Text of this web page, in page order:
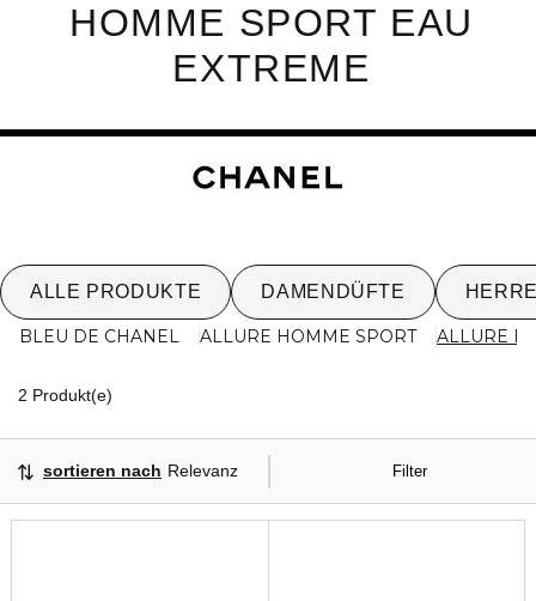
HOMME SPORT EAU
EXTREME
ALLE PRODUKTE DAMENDÜFTE
BLEU DE CHANEL ALLURE HOMME SPORT ALLURE
2 Produkt(e)
Filter
sortieren nach Relevanz